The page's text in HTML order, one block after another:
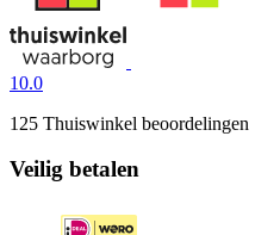
10.0
125 Thuiswinkel beoordelingen
Veilig betalen